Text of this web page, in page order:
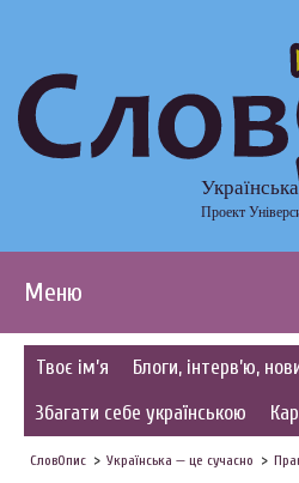
Проект
Меню
Твоє ім’я Блоги, інтерв’ю,
Збагати себе українською
СловОпис Українська — це сучасно